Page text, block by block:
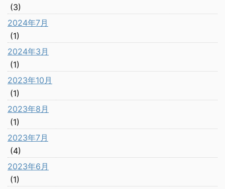
(3)
2024年7月
(1)
2024年3月
(1)
2023年10月
(1)
2023年8月
(1)
2023年7月
(4)
2023年6月
(1)